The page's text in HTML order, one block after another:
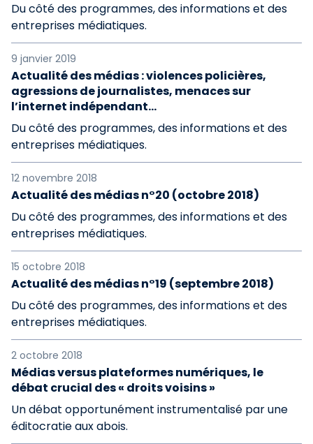
Du côté des programmes, des informations et des
entreprises médiatiques.
9 janvier 2019
Actualité des médias : violences policières,
agressions de journalistes, menaces sur
l’internet indépendant…
Du côté des programmes, des informations et des
entreprises médiatiques.
12 novembre 2018
Actualité des médias n°20 (octobre 2018)
Du côté des programmes, des informations et des
entreprises médiatiques.
15 octobre 2018
Actualité des médias n°19 (septembre 2018)
Du côté des programmes, des informations et des
entreprises médiatiques.
2 octobre 2018
Médias versus plateformes numériques, le
débat crucial des « droits voisins »
Un débat opportunément instrumentalisé par une
éditocratie aux abois.